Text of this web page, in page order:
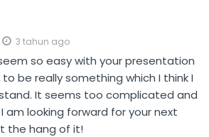
3 tahun ago
so easy with your presentation
be really something which I think I
It seems too complicated and
am looking forward for your next
the hang of it!